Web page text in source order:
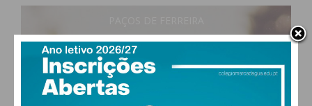
21°
71% humidade
vento: 1m/s O